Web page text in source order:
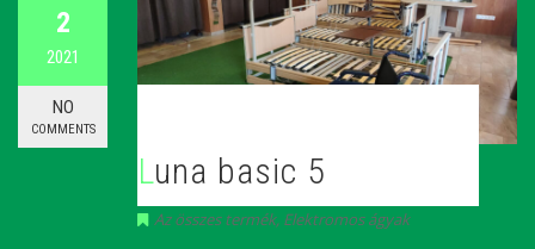
2
2021
NO
COMMENTS
Luna basic 5
Az összes termék, Elektromos ágyak